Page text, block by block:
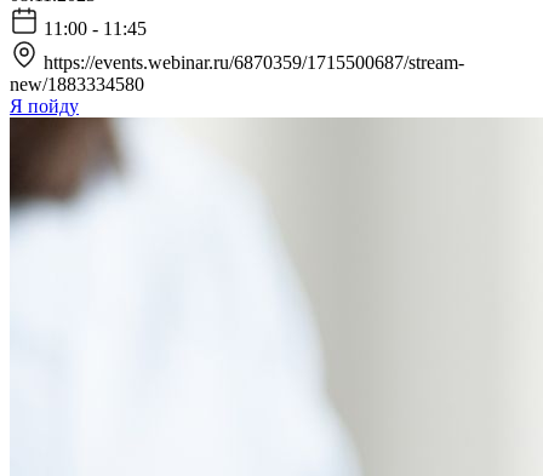
11:00 - 11:45
https://events.webinar.ru/6870359/1715500687/stream-
new/1883334580
Я пойду